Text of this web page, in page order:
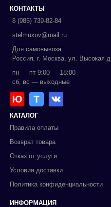
КОНТАКТЫ
8 (985) 739-82-84
stelmuxov@mail.ru
Для самовывоза:
Россия, г. Москва, ул. Высокая
пн — пт 9:00 — 18:00
сб, вс — выходные
Ю Т
КАТАЛОГ
Правила оплаты
Возврат товара
Отказ от услуги
Условия доставки
Политика конфиденциальности
ИНФОРМАЦИЯ